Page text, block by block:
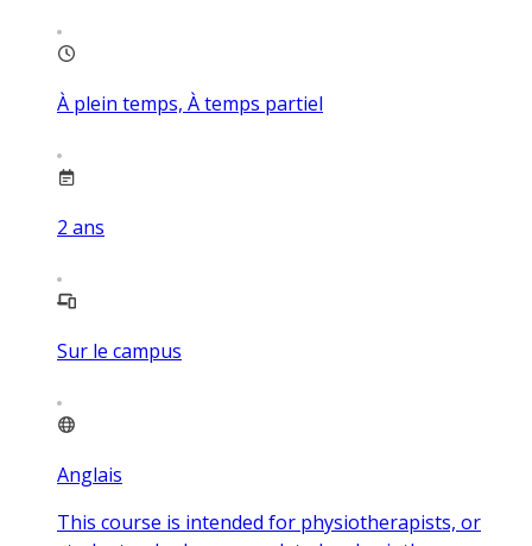
À plein temps, À temps partiel
2 ans
Sur le campus
Anglais
This course is intended for physiotherapists, or